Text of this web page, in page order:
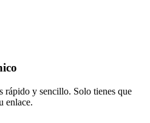
rápido y sencillo. Solo tienes que
enlace.